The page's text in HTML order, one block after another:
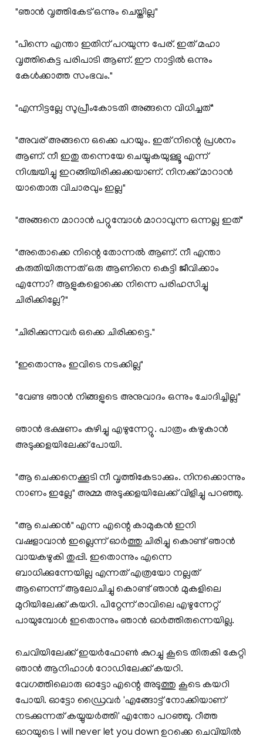
"ഞാൻ വൃത്തികേട് ഒന്നും ചെയ്തില്ല"
"പിന്നെ എന്താ ഇതിന് പറയുന്ന പേര്. ഇത് മഹാ
വൃത്തികെട്ട പരിപാടി ആണ്. ഈ നാട്ടിൽ ഒന്നും
കേൾക്കാത്ത സംഭവം."
"എന്നിട്ടല്ലേ സുപ്രീംകോടതി അങ്ങനെ വിധിച്ചത്"
"അവര് അങ്ങനെ ഒക്കെ പറയും. ഇത് നിന്റെ പ്രശനം
ആണ്. നീ ഇതു തന്നെയേ ചെയ്യുകയുള്ളൂ എന്ന്
നിശ്ചയിച്ചു ഇറങ്ങിയിരിക്കുക്കയാണ്‌. നിനക്ക് മാറാൻ
യാതൊരു വിചാരവും ഇല്ല"
"അങ്ങനെ മാറാൻ പറ്റുമ്പോൾ മാറാവുന്ന ഒന്നല്ല ഇത്"
"അതൊക്കെ നിന്റെ തോന്നൽ ആണ്. നീ എന്താ
കരുതിയിരുന്നത് ഒരു ആണിനെ കെട്ടി ജീവിക്കാം
എന്നോ? ആളുകളൊക്കെ നിന്നെ പരിഹസിച്ചു
ചിരിക്കില്ലേ?"
"ചിരിക്കുന്നവർ ഒക്കെ ചിരിക്കട്ടെ."
"ഇതൊന്നും ഇവിടെ നടക്കില്ല"
"വേണ്ട ഞാൻ നിങ്ങളുടെ അനുവാദം ഒന്നും ചോദിച്ചില്ല"
ഞാൻ ഭക്ഷണം കഴിച്ചു എഴുന്നേറ്റു. പാത്രം കഴുകാൻ
അടുക്കളയിലേക്ക് പോയി.
"ആ ചെക്കനെക്കൂടി നീ വൃത്തികേടാക്കും. നിനക്കൊന്നും
നാണം ഇല്ലേ" അമ്മ അടുക്കളയിലേക്ക് വിളിച്ചു പറഞ്ഞു.
"ആ ചെക്കൻ" എന്ന എന്റെ കാമുകൻ ഇനി
വഷളാവാൻ ഇല്ലെന്ന് ഓർത്തു ചിരിച്ചു കൊണ്ട് ഞാൻ
വായകഴുകി തുപ്പി. ഇതൊന്നും എന്നെ
ബാധിക്കുന്നേയില്ല എന്നത് എത്രയോ നല്ലത്
ആണെന്ന് ആലോചിച്ചു കൊണ്ട് ഞാൻ മുകളിലെ
മുറിയിലേക്ക് കയറി. പിറ്റേന്ന് രാവിലെ എഴുന്നേറ്റ്
പായുമ്പോൾ ഇതൊന്നും ഞാൻ ഓർത്തിരുന്നെയില്ല.
ചെവിയിലേക്ക് ഇയർഫോൺ കുറച്ചു കൂടെ തിരുകി കേറ്റി
ഞാൻ ആനിഹാൾ റോഡിലേക്ക് കയറി.
വേഗത്തിലൊരു ഓട്ടോ എന്റെ അടുത്തു കൂടെ കയറി
പോയി. ഓട്ടോ ഡ്രൈവർ 'എങ്ങോട്ട് നോക്കിയാണ്
നടക്കുന്നത് കയ്യുയർത്തി' എന്തോ പറഞ്ഞു. റീത്ത
ഓറയുടെ I will never let you down ഉറക്കെ ചെവിയിൽ